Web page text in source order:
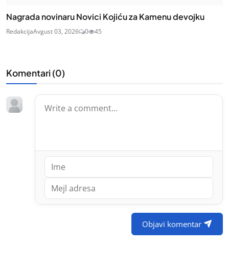
Nagrada novinaru Novici Kojiću za Kamenu devojku
RedakcijaAvgust 03, 2026 0 45
Komentari (0)
Objavi komentar